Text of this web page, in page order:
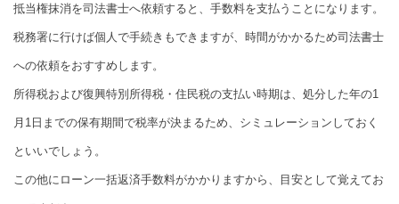
抵当権抹消を司法書士へ依頼すると、手数料を支払うことになります。
税務署に行けば個人で手続きもできますが、時間がかかるため司法書士
への依頼をおすすめします。
所得税および復興特別所得税・住民税の支払い時期は、処分した年の1
月1日までの保有期間で税率が決まるため、シミュレーションしておく
といいでしょう。
この他にローン一括返済手数料がかかりますから、目安として覚えてお